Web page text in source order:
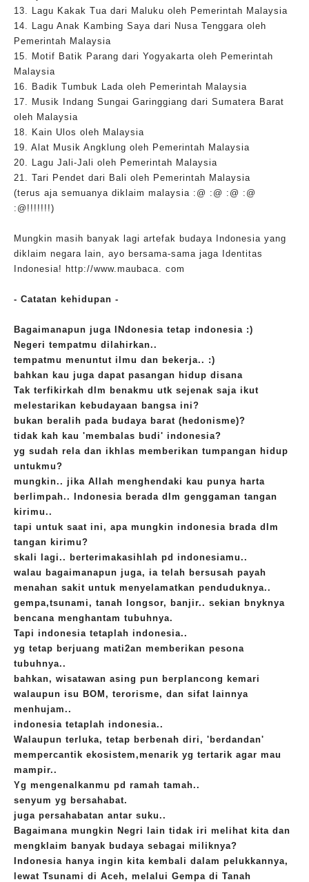
13. Lagu Kakak Tua dari Maluku oleh Pemerintah Malaysia
14. Lagu Anak Kambing Saya dari Nusa Tenggara oleh
Pemerintah Malaysia
15. Motif Batik Parang dari Yogyakarta oleh Pemerintah
Malaysia
16. Badik Tumbuk Lada oleh Pemerintah Malaysia
17. Musik Indang Sungai Garinggiang dari Sumatera Barat
oleh Malaysia
18. Kain Ulos oleh Malaysia
19. Alat Musik Angklung oleh Pemerintah Malaysia
20. Lagu Jali-Jali oleh Pemerintah Malaysia
21. Tari Pendet dari Bali oleh Pemerintah Malaysia
(terus aja semuanya diklaim malaysia :@ :@ :@ :@
:@!!!!!!!)
Mungkin masih banyak lagi artefak budaya Indonesia yang
diklaim negara lain, ayo bersama-sama jaga Identitas
Indonesia! http://www.maubaca. com
- Catatan kehidupan -
Bagaimanapun juga INdonesia tetap indonesia :)
Negeri tempatmu dilahirkan..
tempatmu menuntut ilmu dan bekerja.. :)
bahkan kau juga dapat pasangan hidup disana
Tak terfikirkah dlm benakmu utk sejenak saja ikut
melestarikan kebudayaan bangsa ini?
bukan beralih pada budaya barat (hedonisme)?
tidak kah kau 'membalas budi' indonesia?
yg sudah rela dan ikhlas memberikan tumpangan hidup
untukmu?
mungkin.. jika Allah menghendaki kau punya harta
berlimpah.. Indonesia berada dlm genggaman tangan
kirimu..
tapi untuk saat ini, apa mungkin indonesia brada dlm
tangan kirimu?
skali lagi.. berterimakasihlah pd indonesiamu..
walau bagaimanapun juga, ia telah bersusah payah
menahan sakit untuk menyelamatkan penduduknya..
gempa,tsunami, tanah longsor, banjir.. sekian bnyknya
bencana menghantam tubuhnya.
Tapi indonesia tetaplah indonesia..
yg tetap berjuang mati2an memberikan pesona
tubuhnya..
bahkan, wisatawan asing pun berplancong kemari
walaupun isu BOM, terorisme, dan sifat lainnya
menhujam..
indonesia tetaplah indonesia..
Walaupun terluka, tetap berbenah diri, 'berdandan'
mempercantik ekosistem,menarik yg tertarik agar mau
mampir..
Yg mengenalkanmu pd ramah tamah..
senyum yg bersahabat.
juga persahabatan antar suku..
Bagaimana mungkin Negri lain tidak iri melihat kita dan
mengklaim banyak budaya sebagai miliknya?
Indonesia hanya ingin kita kembali dalam pelukkannya,
lewat Tsunami di Aceh, melalui Gempa di Tanah